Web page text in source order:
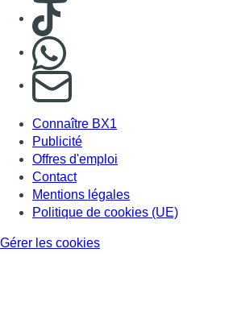
Consulter TikTok
S'abonner à notre newsletter
Connaître BX1
Publicité
Offres d'emploi
Contact
Mentions légales
Politique de cookies (UE)
Gérer les cookies